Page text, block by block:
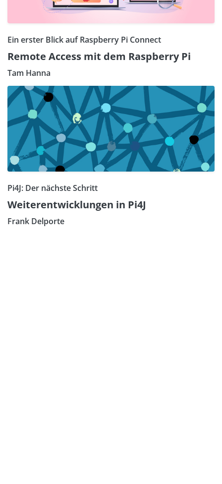
Ein erster Blick auf Raspberry Pi Connect
Remote Access mit dem Raspberry Pi
Tam Hanna
Pi4J: Der nächste Schritt
Weiterentwicklungen in Pi4J
Frank Delporte